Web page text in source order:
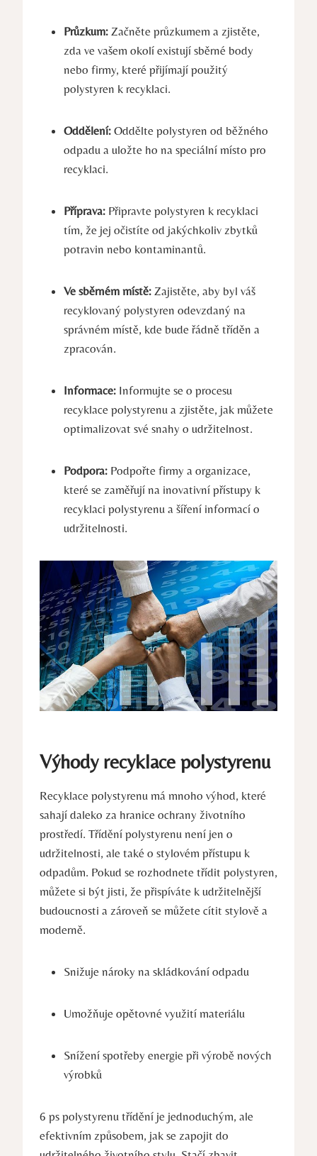
Průzkum: Začněte průzkumem a zjistěte,
zda ve vašem okolí existují sběrné body
nebo firmy, které přijímají použitý
polystyren k recyklaci.
Oddělení: Oddělte polystyren od běžného
odpadu a uložte ho na speciální místo pro
recyklaci.
Příprava: Připravte polystyren k recyklaci
tím, že jej očistíte od jakýchkoliv zbytků
potravin nebo kontaminantů.
Ve sběrném místě: Zajistěte, aby byl váš
recyklovaný polystyren odevzdaný na
správném místě, kde bude řádně tříděn a
zpracován.
Informace: Informujte se o procesu
recyklace polystyrenu a zjistěte, jak můžete
optimalizovat své snahy o udržitelnost.
Podpora: Podpořte firmy a organizace,
které se zaměřují na inovativní přístupy k
recyklaci polystyrenu a šíření informací o
udržitelnosti.
Výhody recyklace polystyrenu
Recyklace polystyrenu má mnoho výhod, které
sahají daleko za hranice ochrany životního
prostředí. Třídění polystyrenu není jen o
udržitelnosti, ale také o stylovém přístupu k
odpadům. Pokud se rozhodnete třídit polystyren,
můžete si být jisti, že přispíváte k udržitelnější
budoucnosti a zároveň se můžete cítit stylově a
moderně.
Snižuje nároky na skládkování odpadu
Umožňuje opětovné využití materiálu
Snížení spotřeby energie při výrobě nových
výrobků
6 ps polystyrenu třídění je jednoduchým, ale
efektivním způsobem, jak se zapojit do